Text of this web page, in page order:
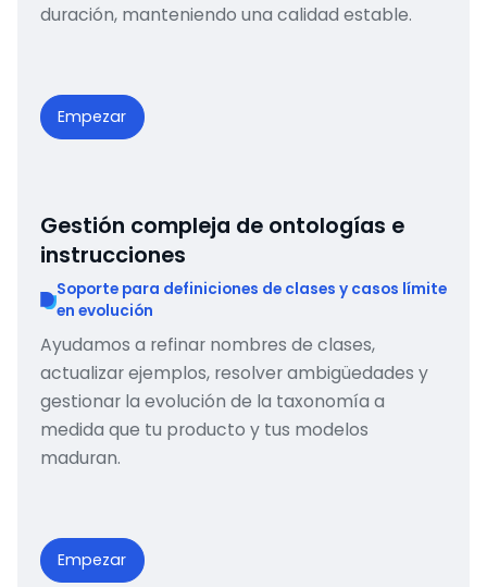
duración, manteniendo una calidad estable.
Empezar
Gestión compleja de ontologías e
instrucciones
Soporte para definiciones de clases y casos límite
en evolución
Ayudamos a refinar nombres de clases,
actualizar ejemplos, resolver ambigüedades y
gestionar la evolución de la taxonomía a
medida que tu producto y tus modelos
maduran.
Empezar